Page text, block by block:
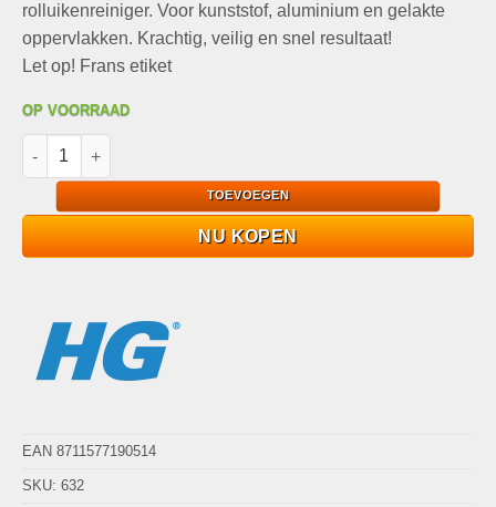
€8,95.€3,95.
rolluikenreiniger. Voor kunststof, aluminium en gelakte
oppervlakken. Krachtig, veilig en snel resultaat!
Let op! Frans etiket
OP VOORRAAD
HG Rolluikenreiniger 500ml Veilig en krachtig
TOEVOEGEN
NU KOPEN
EAN 8711577190514
SKU: 632